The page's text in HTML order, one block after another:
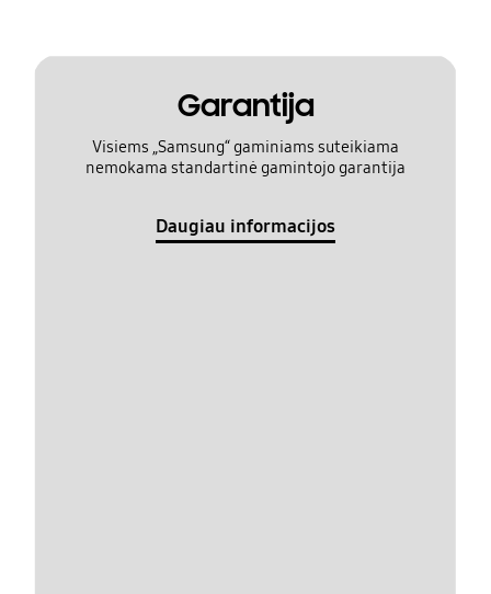
Garantija
Visiems „Samsung“ gaminiams suteikiama
nemokama standartinė gamintojo garantija
Daugiau informacijos